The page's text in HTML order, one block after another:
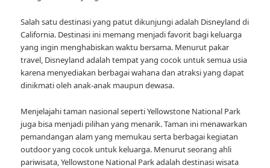
Salah satu destinasi yang patut dikunjungi adalah Disneyland di
California. Destinasi ini memang menjadi favorit bagi keluarga
yang ingin menghabiskan waktu bersama. Menurut pakar
travel, Disneyland adalah tempat yang cocok untuk semua usia
karena menyediakan berbagai wahana dan atraksi yang dapat
dinikmati oleh anak-anak maupun dewasa.
Menjelajahi taman nasional seperti Yellowstone National Park
juga bisa menjadi pilihan yang menarik. Taman ini menawarkan
pemandangan alam yang memukau serta berbagai kegiatan
outdoor yang cocok untuk keluarga. Menurut seorang ahli
pariwisata, Yellowstone National Park adalah destinasi wisata